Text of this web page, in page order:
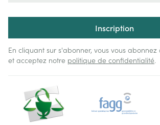
Inscription
En cliquant sur s'abonner, vous vous
et acceptez notre politique de confidentialité.